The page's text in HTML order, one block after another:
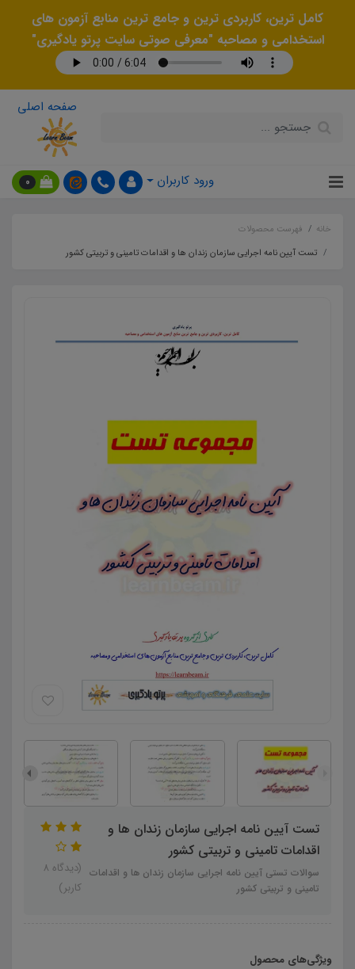
کامل ترین، کاربردی ترین و جامع ترین منابع آزمون های
استخدامی و مصاحبه "معرفی صوتی سایت پرتو یادگیری"
صفحه اصلی
ورود کاربران 0
خانه
فهرست محصولات
تست آیین نامه اجرایی سازمان زندان ها و اقدامات تامینی و تربیتی کشور
تست آیین نامه اجرایی سازمان زندان ها و
اقدامات تامینی و تربیتی کشور
سوالات تستی آیین نامه اجرایی سازمان زندان ها و اقدامات
تامینی و تربیتی کشور
(دیدگاه 8
کاربر)
ویژگی‌های محصول